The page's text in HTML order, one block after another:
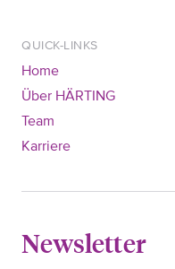
QUICK-LINKS
Home
Über HÄRTING
Team
Karriere
Newsletter